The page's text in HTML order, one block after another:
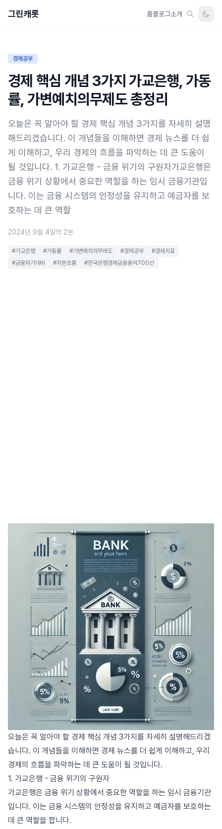
그린캐롯 홈블로그소개
경제공부
경제 핵심 개념 3가지 가교은행, 가동
률, 가변예치의무제도 총정리
오늘은 꼭 알아야 할 경제 핵심 개념 3가지를 자세히 설명
해드리겠습니다. 이 개념들을 이해하면 경제 뉴스를 더 쉽
게 이해하고, 우리 경제의 흐름을 파악하는 데 큰 도움이
될 것입니다. 1. 가교은행 - 금융 위기의 구원자가교은행은
금융 위기 상황에서 중요한 역할을 하는 임시 금융기관입
니다. 이는 금융 시스템의 안정성을 유지하고 예금자를 보
호하는 데 큰 역할
2024년 9월 4일약 2분
#가교은행 #가동률 #가변예치의무제도 #경제공부
#경제지표
#금융위기대비
#자본흐름 #한국은행경제금융용어700선
오늘은 꼭 알아야 할 경제 핵심 개념 3가지를 자세히 설명해드리겠
습니다. 이 개념들을 이해하면 경제 뉴스를 더 쉽게 이해하고, 우리
경제의 흐름을 파악하는 데 큰 도움이 될 것입니다.
1. 가교은행 - 금융 위기의 구원자
가교은행은 금융 위기 상황에서 중요한 역할을 하는 임시 금융기관
입니다. 이는 금융 시스템의 안정성을 유지하고 예금자를 보호하는
데 큰 역할을 합니다.